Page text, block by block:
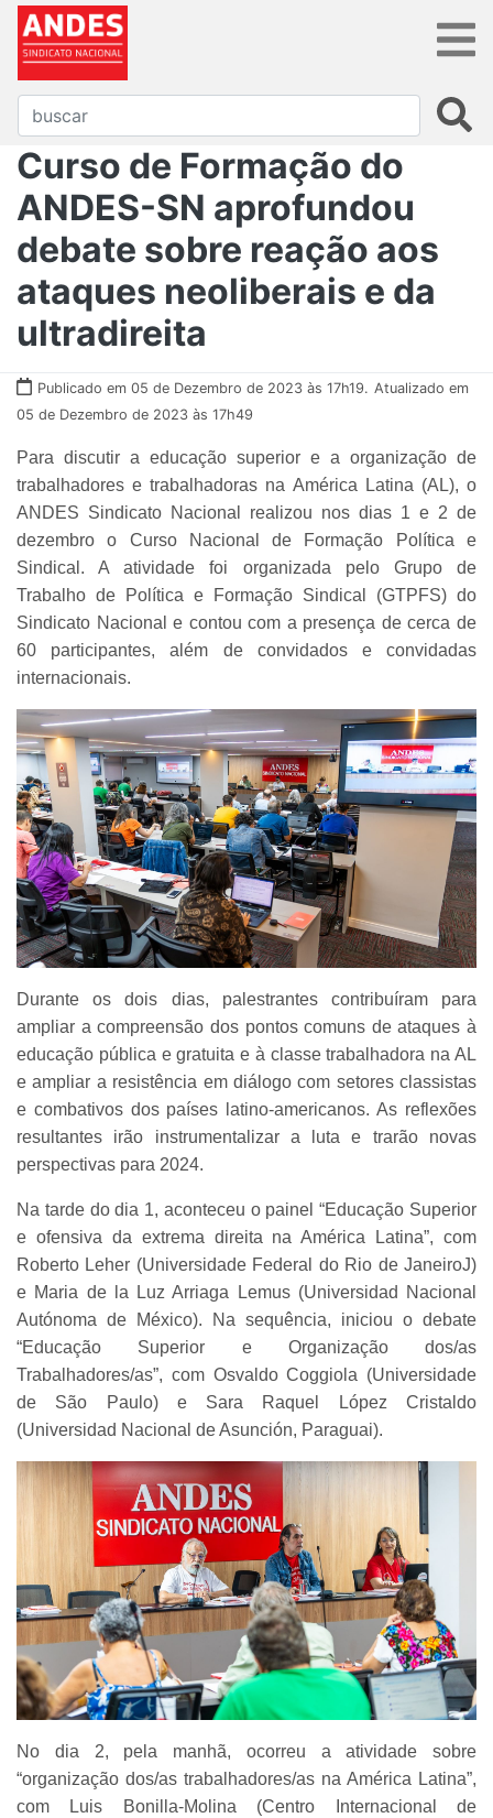
Curso de Formação do
ANDES-SN aprofundou
debate sobre reação aos
ataques neoliberais e da
ultradireita
Publicado em 05 de Dezembro de 2023 às 17h19. Atualizado em
05 de Dezembro de 2023 às 17h49
Para discutir a educação superior e a organização de
trabalhadores e trabalhadoras na América Latina (AL), o
ANDES Sindicato Nacional realizou nos dias 1 e 2 de
dezembro o Curso Nacional de Formação Política e
Sindical. A atividade foi organizada pelo Grupo de
Trabalho de Política e Formação Sindical (GTPFS) do
Sindicato Nacional e contou com a presença de cerca de
60 participantes, além de convidados e convidadas
internacionais.
Durante os dois dias, palestrantes contribuíram para
ampliar a compreensão dos pontos comuns de ataques à
educação pública e gratuita e à classe trabalhadora na AL
e ampliar a resistência em diálogo com setores classistas
e combativos dos países latino-americanos. As reflexões
resultantes irão instrumentalizar a luta e trarão novas
perspectivas para 2024.
Na tarde do dia 1, aconteceu o painel “Educação Superior
e ofensiva da extrema direita na América Latina”, com
Roberto Leher (Universidade Federal do Rio de JaneiroJ)
e Maria de la Luz Arriaga Lemus (Universidad Nacional
Autónoma de México). Na sequência, iniciou o debate
“Educação Superior e Organização dos/as
Trabalhadores/as”, com Osvaldo Coggiola (Universidade
de São Paulo) e Sara Raquel López Cristaldo
(Universidad Nacional de Asunción, Paraguai).
No dia 2, pela manhã, ocorreu a atividade sobre
“organização dos/as trabalhadores/as na América Latina”,
com Luis Bonilla-Molina (Centro Internacional de